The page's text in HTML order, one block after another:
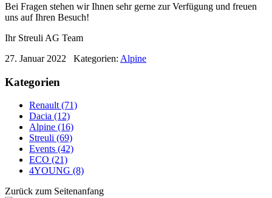
Bei Fragen stehen wir Ihnen sehr gerne zur Verfügung und freuen
uns auf Ihren Besuch!
Ihr Streuli AG Team
27. Januar 2022
Kategorien: Alpine
Kategorien
Renault (71)
Dacia (12)
Alpine (16)
Streuli (69)
Events (42)
ECO (21)
4YOUNG (8)
Zurück zum Seitenanfang